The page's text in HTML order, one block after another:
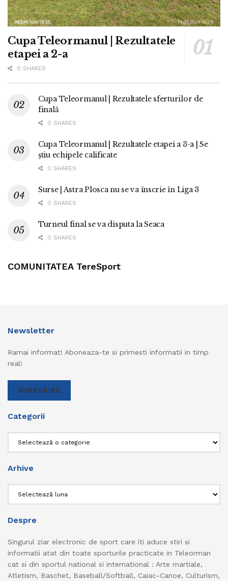
Cupa Teleormanul | Rezultatele
etapei a 2-a
0 SHARES
Cupa Teleormanul | Rezultatele sferturilor de
finală
0 SHARES
Cupa Teleormanul | Rezultatele etapei a 3-a | Se
știu echipele calificate
0 SHARES
Surse | Astra Plosca nu se va înscrie în Liga 3
0 SHARES
Turneul final se va disputa la Seaca
0 SHARES
COMUNITATEA TereSport
Newsletter
Ramai informat! Aboneaza-te si primesti informatii in timp
real!
SUBSCRIBE
Categorii
Arhive
Despre
Singurul ziar electronic de sport care iti aduce stiri si
informatii atat din toate sporturile practicate in Teleorman
cat si din sportul national si international : Arte martiale,
Atletism, Baschet, Baseball/Softball, Caiac-Canoe, Culturism,